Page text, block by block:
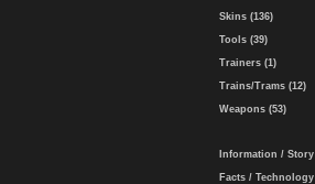
Skins (136)
Tools (39)
Trainers (1)
Trains/Trams (12)
Weapons (53)
Information / Story
Facts / Technology